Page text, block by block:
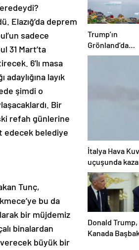
Elazığ’da deprem
sadece
31 Mart’ta
6’lı masa
layık
şimdi o
Bir
refah günlerine
edecek belediye
Tunç,
bu da
bir müjdemiz
binalardan
büyük bir
Trump’ın
Grönland’da
‘casusluk’
İtalya Hava
uçuşunda kaza
Donald Trump,
Kanada